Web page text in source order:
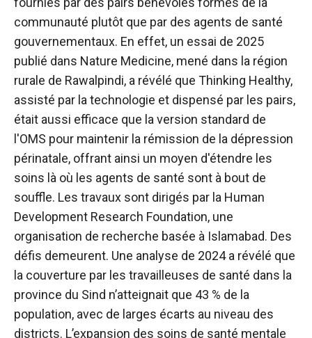
communauté plutôt que par des agents de santé
gouvernementaux. En effet, un essai de 2025
publié dans Nature Medicine, mené dans la région
rurale de Rawalpindi, a révélé que Thinking Healthy,
assisté par la technologie et dispensé par les pairs,
était aussi efficace que la version standard de
l'OMS pour maintenir la rémission de la dépression
périnatale, offrant ainsi un moyen d'étendre les
soins là où les agents de santé sont à bout de
souffle. Les travaux sont dirigés par la Human
Development Research Foundation, une
organisation de recherche basée à Islamabad. Des
défis demeurent. Une analyse de 2024 a révélé que
la couverture par les travailleuses de santé dans la
province du Sind n’atteignait que 43 % de la
population, avec de larges écarts au niveau des
districts. L’expansion des soins de santé mentale